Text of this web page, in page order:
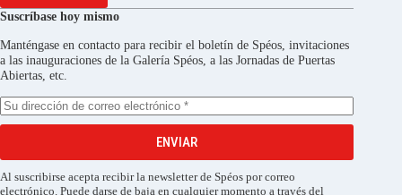
Suscríbase hoy mismo
Manténgase en contacto para recibir el boletín de Spéos, invitaciones
a las inauguraciones de la Galería Spéos, a las Jornadas de Puertas
Abiertas, etc.
ENVIAR
Al suscribirse acepta recibir la newsletter de Spéos por correo
electrónico. Puede darse de baja en cualquier momento a través del